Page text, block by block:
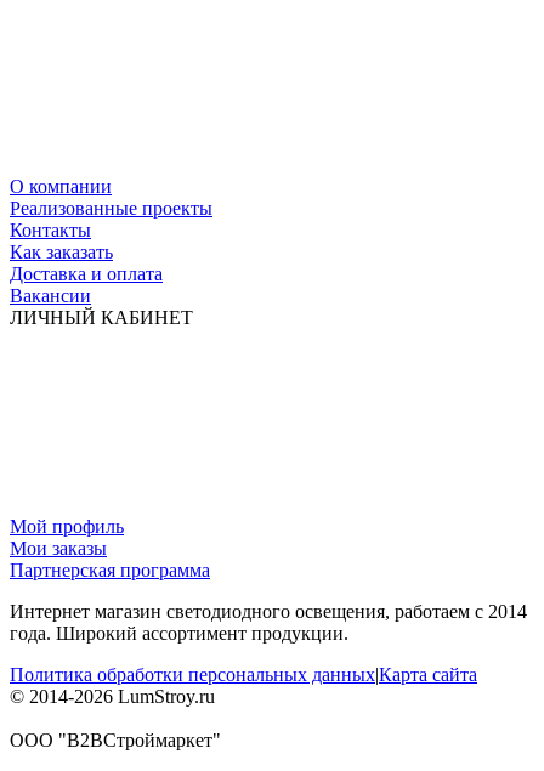
О компании
Реализованные проекты
Контакты
Как заказать
Доставка и оплата
Вакансии
ЛИЧНЫЙ КАБИНЕТ
Мой профиль
Мои заказы
Партнерская программа
Интернет магазин светодиодного освещения, работаем с 2014
года. Широкий ассортимент продукции.
Политика обработки персональных данных|Карта сайта
© 2014-2026 LumStroy.ru
ООО "В2ВСтроймаркет"